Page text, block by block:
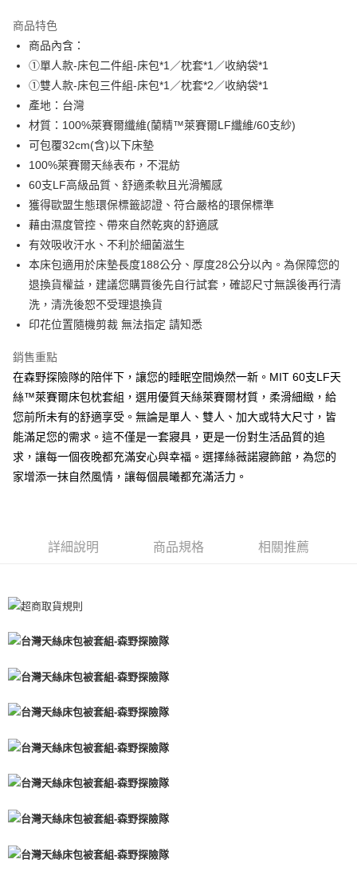
Apple Pay
街口支付
悠遊付
全盈+PAY
ATM付款
運送方式
全家取貨付款
每筆NT$60，滿NT$599(含以上)免運費
每筆NT$60
付款後全家取貨
7-11取貨付款
每筆NT$60
離島7-11取貨付款
每筆NT$60
付款後7-11取貨
每筆NT$100，滿NT$1,500(含以上)免運費
商品特色
商品內含：
①單人款-床包二件組-床包*1／枕套*1／收納袋*1
①雙人款-床包三件組-床包*1／枕套*2／收納袋*1
產地：台灣
材質：100%萊賽爾纖維(蘭精™萊賽爾LF纖維/60支紗)
可包覆32cm(含)以下床墊
100%萊賽爾天絲表布，不混紡
60支LF高級品質、舒適柔軟且光滑觸感
獲得歐盟生態環保標籤認證、符合嚴格的環保標準
藉由濕度管控、帶來自然乾爽的舒適感
有效吸收汗水、不利於細菌滋生
本床包適用於床墊長度188公分、厚度28公分以內。為保障您的
退換貨權益，建議您購買後先自行試套，確認尺寸無誤後再行清
洗，清洗後恕不受理退換貨
印花位置隨機剪裁 無法指定 請知悉
銷售重點
在森野探險隊的陪伴下，讓您的睡眠空間煥然一新。MIT 60支LF天
絲™萊賽爾床包枕套組，選用優質天絲萊賽爾材質，柔滑細緻，給
您前所未有的舒適享受。無論是單人、雙人、加大或特大尺寸，皆
能滿足您的需求。這不僅是一套寢具，更是一份對生活品質的追
求，讓每一個夜晚都充滿安心與幸福。選擇絲薇諾寢飾館，為您的
家增添一抹自然風情，讓每個晨曦都充滿活力。
詳細說明 商品規格 相關推薦